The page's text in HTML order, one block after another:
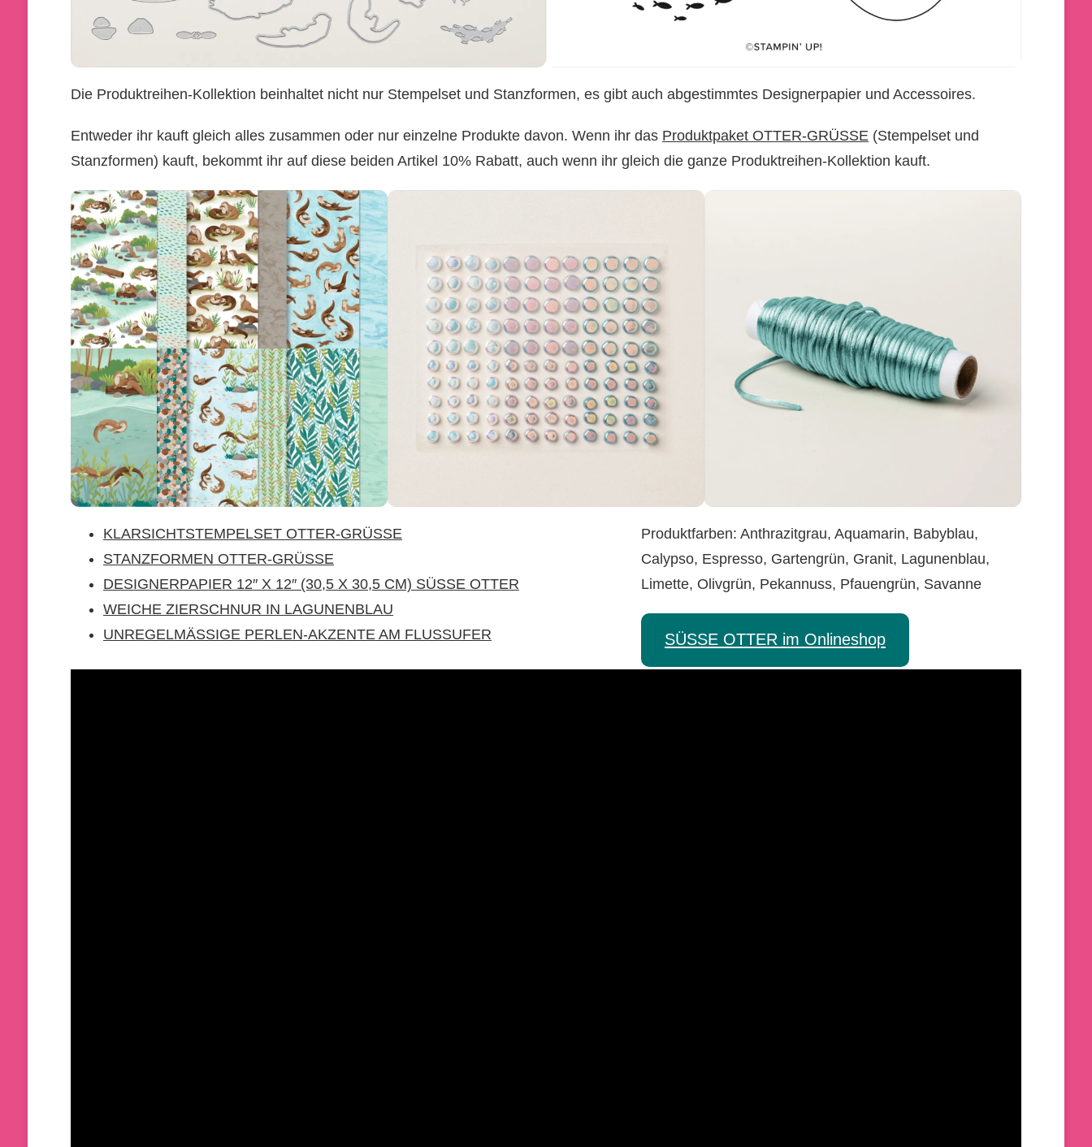
Die Produktreihen-Kollektion beinhaltet nicht nur Stempelset und Stanzformen, es gibt auch abgestimmtes Designerpapier und Accessoires.
Entweder ihr kauft gleich alles zusammen oder nur einzelne Produkte davon. Wenn ihr das Produktpaket OTTER-GRÜSSE (Stempelset und
Stanzformen) kauft, bekommt ihr auf diese beiden Artikel 10% Rabatt, auch wenn ihr gleich die ganze Produktreihen-Kollektion kauft.
KLARSICHTSTEMPELSET OTTER-GRÜSSE
STANZFORMEN OTTER-GRÜSSE
DESIGNERPAPIER 12″ X 12″ (30,5 X 30,5 CM) SÜSSE OTTER
WEICHE ZIERSCHNUR IN LAGUNENBLAU
UNREGELMÄSSIGE PERLEN-AKZENTE AM FLUSSUFER
Produktfarben: Anthrazitgrau, Aquamarin, Babyblau,
Calypso, Espresso, Gartengrün, Granit, Lagunenblau,
Limette, Olivgrün, Pekannuss, Pfauengrün, Savanne
SÜSSE OTTER im Onlineshop